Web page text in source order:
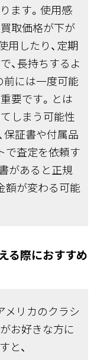
ます。使用感
取価格が下が
用したり、定期
、長持ちするよ
前には一度可能
要です。とは
しまう可能性
保証書や付属品
で査定を依頼す
があると正規
額が変わる可能
る際におすすめ
メリカのクラシ
お好きな方に
と、